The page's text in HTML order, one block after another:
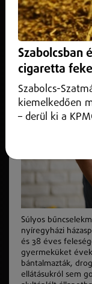
2026. június 04.
Súlyos
Súlyos
nyíregyházi
és 38 éves
gyermeküket
bántalmazták,
ellátásukról sem
Szabolcsban
cigaretta
Szabolcs-
kiemelkedően
– derül ki a